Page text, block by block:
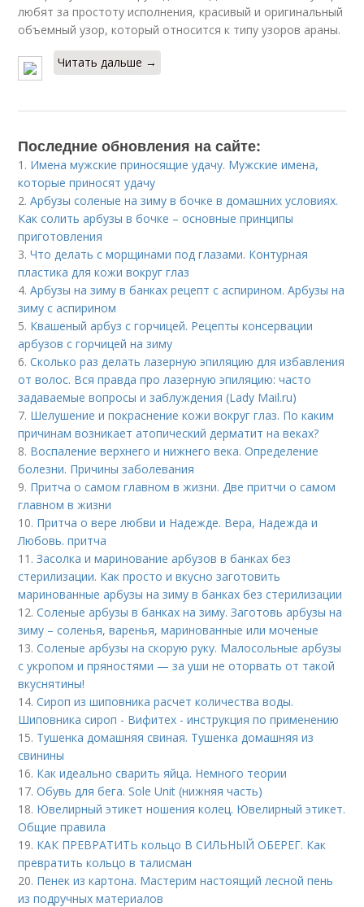
любят за простоту исполнения, красивый и оригинальный
объемный узор, который относится к типу узоров араны.
Читать дальше →
Последние обновления на сайте:
1. Имена мужские приносящие удачу. Мужские имена,
которые приносят удачу
2.Арбузы соленые на зиму в бочке в домашних условиях.
Как солить арбузы в бочке – основные принципы
приготовления
3.Что делать с морщинами под глазами. Контурная
пластика для кожи вокруг глаз
4.Арбузы на зиму в банках рецепт с аспирином. Арбузы на
зиму с аспирином
5. Квашеный арбуз с горчицей. Рецепты консервации
арбузов с горчицей на зиму
6.Сколько раз делать лазерную эпиляцию для избавления
от волос. Вся правда про лазерную эпиляцию: часто
задаваемые вопросы и заблуждения (Lady Mail.ru)
7. Шелушение и покраснение кожи вокруг глаз. По каким
причинам возникает атопический дерматит на веках?
8. Воспаление верхнего и нижнего века. Определение
болезни. Причины заболевания
9. Притча о самом главном в жизни. Две притчи о самом
главном в жизни
10. Притча о вере любви и Надежде. Вера, Надежда и
Любовь. притча
11.Засолка и маринование арбузов в банках без
стерилизации. Как просто и вкусно заготовить
маринованные арбузы на зиму в банках без стерилизации
12.Соленые арбузы в банках на зиму. Заготовь арбузы на
зиму – соленья, варенья, маринованные или моченые
13.Соленые арбузы на скорую руку. Малосольные арбузы
с укропом и пряностями — за уши не оторвать от такой
вкуснятины!
14.Сироп из шиповника расчет количества воды.
Шиповника сироп - Вифитех - инструкция по применению
15. Тушенка домашняя свиная. Тушенка домашняя из
свинины
16. Как идеально сварить яйца. Немного теории
17.Обувь для бега. Sole Unit (нижняя часть)
18. Ювелирный этикет ношения колец. Ювелирный этикет.
Общие правила
19. КАК ПРЕВРАТИТЬ кольцо В СИЛЬНЫЙ ОБЕРЕГ. Как
превратить кольцо в талисман
20. Пенек из картона. Мастерим настоящий лесной пень
из подручных материалов